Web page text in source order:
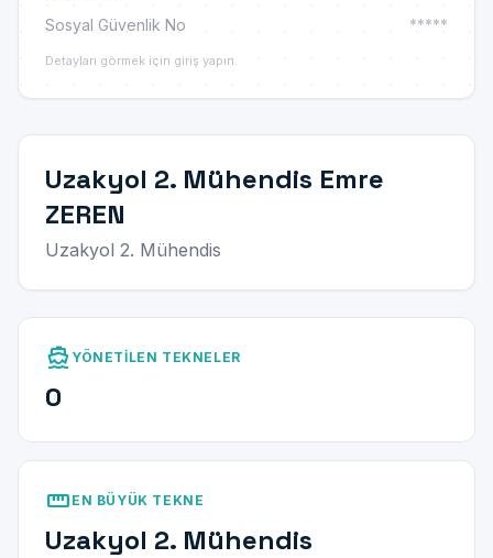
Sosyal Güvenlik No
*****
Detayları görmek için giriş yapın.
Uzakyol 2. Mühendis Emre
ZEREN
Uzakyol 2. Mühendis
directions_boat YÖNETILEN TEKNELER
0
straighten EN BÜYÜK TEKNE
Uzakyol 2. Mühendis